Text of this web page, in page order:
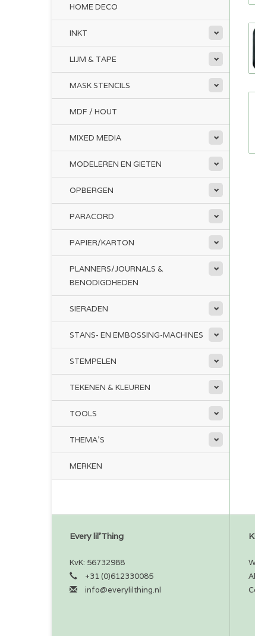
HOME DECO
INKT
LIJM & TAPE
MASK STENCILS
MDF / HOUT
MIXED MEDIA
MODELEREN EN GIETEN
OPBERGEN
PARACORD
PAPIER/KARTON
PLANNERS/JOURNALS &
BENODIGDHEDEN
SIERADEN
STANS- EN EMBOSSING-MACHINES
STEMPELEN
TEKENEN & KLEUREN
TOOLS
THEMA'S
MERKEN
Every lil'Thing
KvK: 56732988
+31 (0)612330085
info@everylilthing.nl